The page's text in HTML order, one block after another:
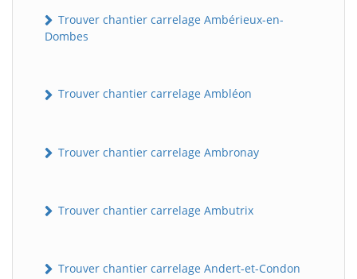
Trouver chantier carrelage Ambérieux-en-
Dombes
Trouver chantier carrelage Ambléon
Trouver chantier carrelage Ambronay
Trouver chantier carrelage Ambutrix
Trouver chantier carrelage Andert-et-Condon